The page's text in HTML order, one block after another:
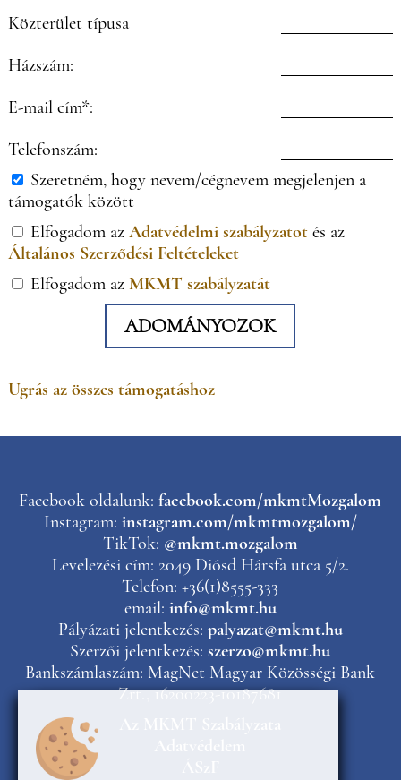
Közterület típusa
Házszám:
E-mail cím*:
Telefonszám:
Szeretném, hogy nevem/cégnevem megjelenjen a
támogatók között
Elfogadom az Adatvédelmi szabályzatotés az
Általános Szerződési Feltételeket
Elfogadom az MKMT szabályzatát
ADOMÁNYOZOK
Ugrás az összes támogatáshoz
Facebook oldalunk:facebook.com/mkmtMozgalom
Instagram: instagram.com/mkmtmozgalom/
TikTok: @mkmt.mozgalom
Levelezési cím: 2049 Diósd Hársfa utca 5/2.
Telefon: +36(1)8555-333
email: info@mkmt.hu
Pályázati jelentkezés: palyazat@mkmt.hu
Szerzői jelentkezés:szerzo@mkmt.hu
Bankszámlaszám: MagNet Magyar Közösségi Bank
Zrt., 16200223-10187681